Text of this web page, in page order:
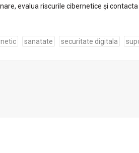
evalua riscurile cibernetice și
sanatate securitate digitala